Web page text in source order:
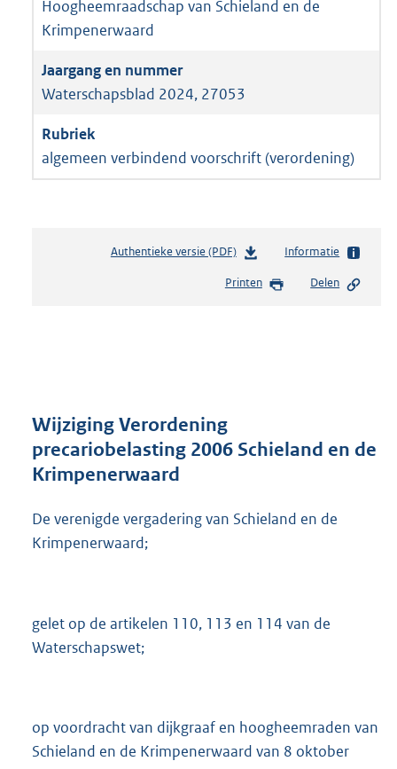
Hoogheemraadschap van Schieland en de
Krimpenerwaard
Waterschapsblad 2024, 27053
algemeen verbindend voorschrift (verordening)
Authentieke versie (PDF)b
s
o
e
b
Informatie
Printen Delen
Wijziging Verordening
precariobelasting 2006 Schieland en de
Krimpenerwaard
De verenigde vergadering van Schieland en de
Krimpenerwaard;
gelet op de artikelen 110, 113 en 114 van de
Waterschapswet;
op voordracht van dijkgraaf en hoogheemraden van
Schieland en de Krimpenerwaard van 8 oktober